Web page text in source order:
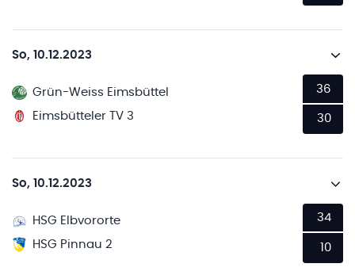
So, 10.12.2023
Grün-Weiss Eimsbüttel
Eimsbütteler TV 3
36
30
So, 10.12.2023
HSG Elbvororte
HSG Pinnau 2
34
10